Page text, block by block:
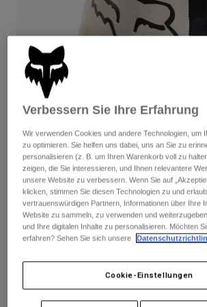
Hosen
Kurze Hosen
Handschuhe
Protektoren
Brillen
Socken
Zubehör
Handschuhe
Jacken
Protektoren
Brillen
Socken
Taschen & Zubehör
Alle anzeigen
Damen
T-Shirts & Tops
Hoodies und Pullover
Jacken
Hosen
Shirts
Alle anzeigen
Kinder
Brillen
Socken
Alle anzeigen
Moto
Helme
Jerseys
Hosen
Stiefel
Brillen
Bewertungen
Handschuhe Flexair
Price reduced from
€ 34,99to€ 17,50
Verbessern Sie Ihre Erfahrung
Wir verwenden Cookies und andere Technologien, um
zu optimieren. Sie helfen uns dabei, uns an Sie zu
personalisieren (z. B. um Ihren Warenkorb voll zu
zeigen, die Sie interessieren, und Ihnen relevantere
unsere Website zu verbessern. Wenn Sie auf
klicken, stimmen Sie diesen Technologien zu und
vertrauenswürdigen Partnern, Informationen über Ihre
Website zu sammeln, zu verwenden und
und Ihre digitalen Inhalte zu personalisieren. Möchten
erfahren? Sehen Sie sich unsere
Cookie-Einstellungen